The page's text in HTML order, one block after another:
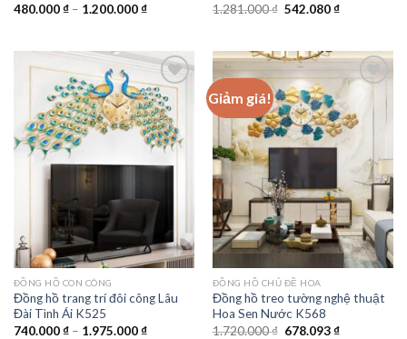
Được
1.80
480.000₫ – 1.200.000₫Khoảng
đến
1.200.000 ₫
Được
2.50
5 sao
1.281.000₫ Giá
542.080₫Giá
542.080 ₫.
Add to
wishlist
ĐỒNG HỒ CON CÔNG
Đồng hồ trang trí đôi công Lâu
Đài Tình Ái K525
740.000₫ – 1.975.000₫Khoảng
Giảm giá!
Add to
ĐỒNG HỒ CHỦ ĐỀ HOA
Đồng hồ treo tường nghệ thuật
Hoa Sen Nước K568
1.720.000₫ Giá
678.093₫Giá